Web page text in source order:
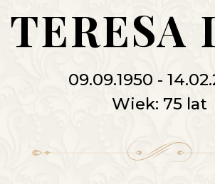
TERESA
09.09.1950 -
Wiek: 75 lat